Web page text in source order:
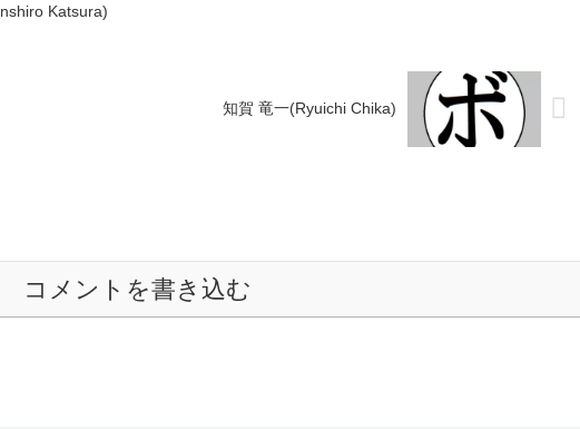
Katsura)
知賀 竜一(Ryuichi Chika)
コメントを書き込む